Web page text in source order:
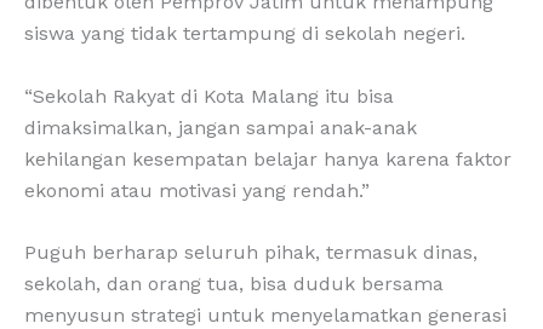
siswa yang tidak tertampung di sekolah negeri.
“Sekolah Rakyat di Kota Malang itu bisa
dimaksimalkan, jangan sampai anak-anak
kehilangan kesempatan belajar hanya karena faktor
ekonomi atau motivasi yang rendah.”
Puguh berharap seluruh pihak, termasuk dinas,
sekolah, dan orang tua, bisa duduk bersama
menyusun strategi untuk menyelamatkan generasi